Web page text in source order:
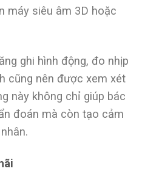
máy siêu âm 3D hoặc
ghi hình động, đo nhịp
cũng nên được xem xét
này không chỉ giúp bác
đoán mà còn tạo cảm